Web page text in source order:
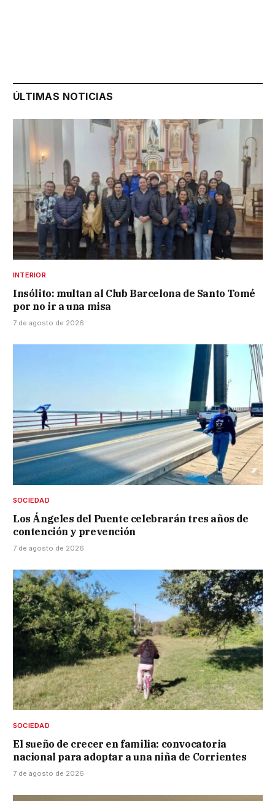
ÚLTIMAS NOTICIAS
INTERIOR
Insólito: multan al Club Barcelona de Santo Tomé
por no ir a una misa
7 de agosto de 2026
SOCIEDAD
Los Ángeles del Puente celebrarán tres años de
contención y prevención
7 de agosto de 2026
SOCIEDAD
El sueño de crecer en familia: convocatoria
nacional para adoptar a una niña de Corrientes
7 de agosto de 2026